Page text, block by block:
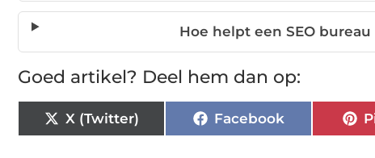
Hoe helpt een SEO
Goed artikel? Deel hem dan op:
X (Twitter) Facebook